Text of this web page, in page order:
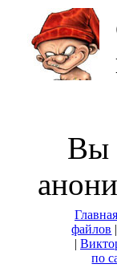
Вы
Главная
файлов
|
по